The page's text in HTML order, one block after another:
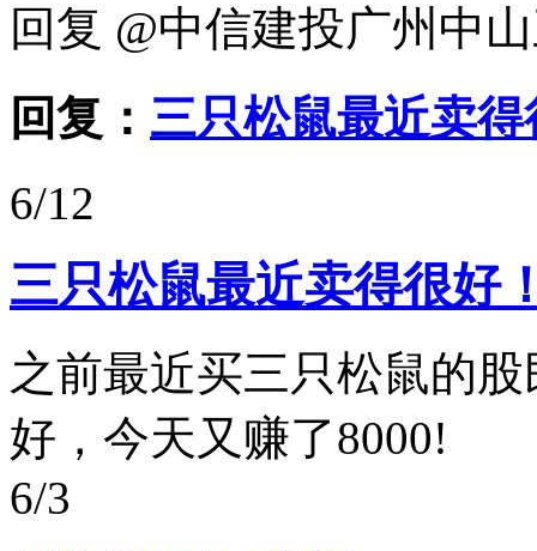
回复 @中信建投广州中
回复： 三只松鼠最近卖得
6/12
三只松鼠最近卖得很好
之前最近买三只松鼠的
好，今天又赚了8000!
6/3